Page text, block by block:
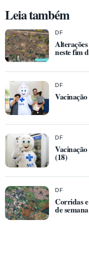
Leia também
DF
neste fim
DF
DF
(18)
DF
Corridas
de